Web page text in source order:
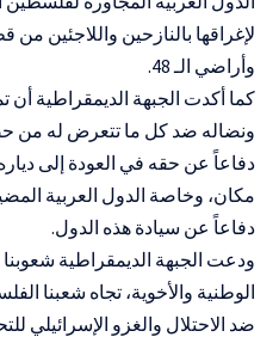
لإغراقها بالنازحين واللاجئين
وأراضي الـ 48.
كما أكدت الجبهة الديمقراطية أن
ونضاله ضد كل ما تتعرض له من
دفاعاً عن حقه في العودة إلى
مكان، وخاصة الدول العربية
دفاعاً عن سيادة هذه الدول.
ودعت الجبهة الديمقراطية شعوبنا
الوطنية والأخوية، تجاه شعبنا
ضد الاحتلال والغزو الإسرائيلي